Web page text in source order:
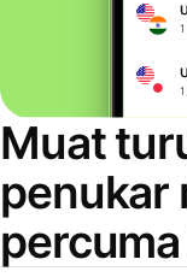
Muat
penukar